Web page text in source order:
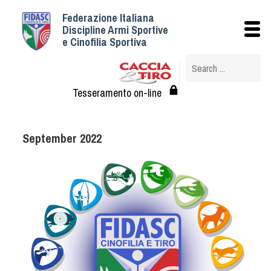
Federazione Italiana
Discipline Armi Sportive
e Cinofilia Sportiva
Tesseramento on-line
September 2022
Istituzionale
Struttura
Albo Veterinari federali
Circolari
Federazione Trasparente
Assicurazione
Convenzioni
Società
Tesserati